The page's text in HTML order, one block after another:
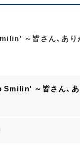
～皆さん、あ
Smilin' ～皆さん、